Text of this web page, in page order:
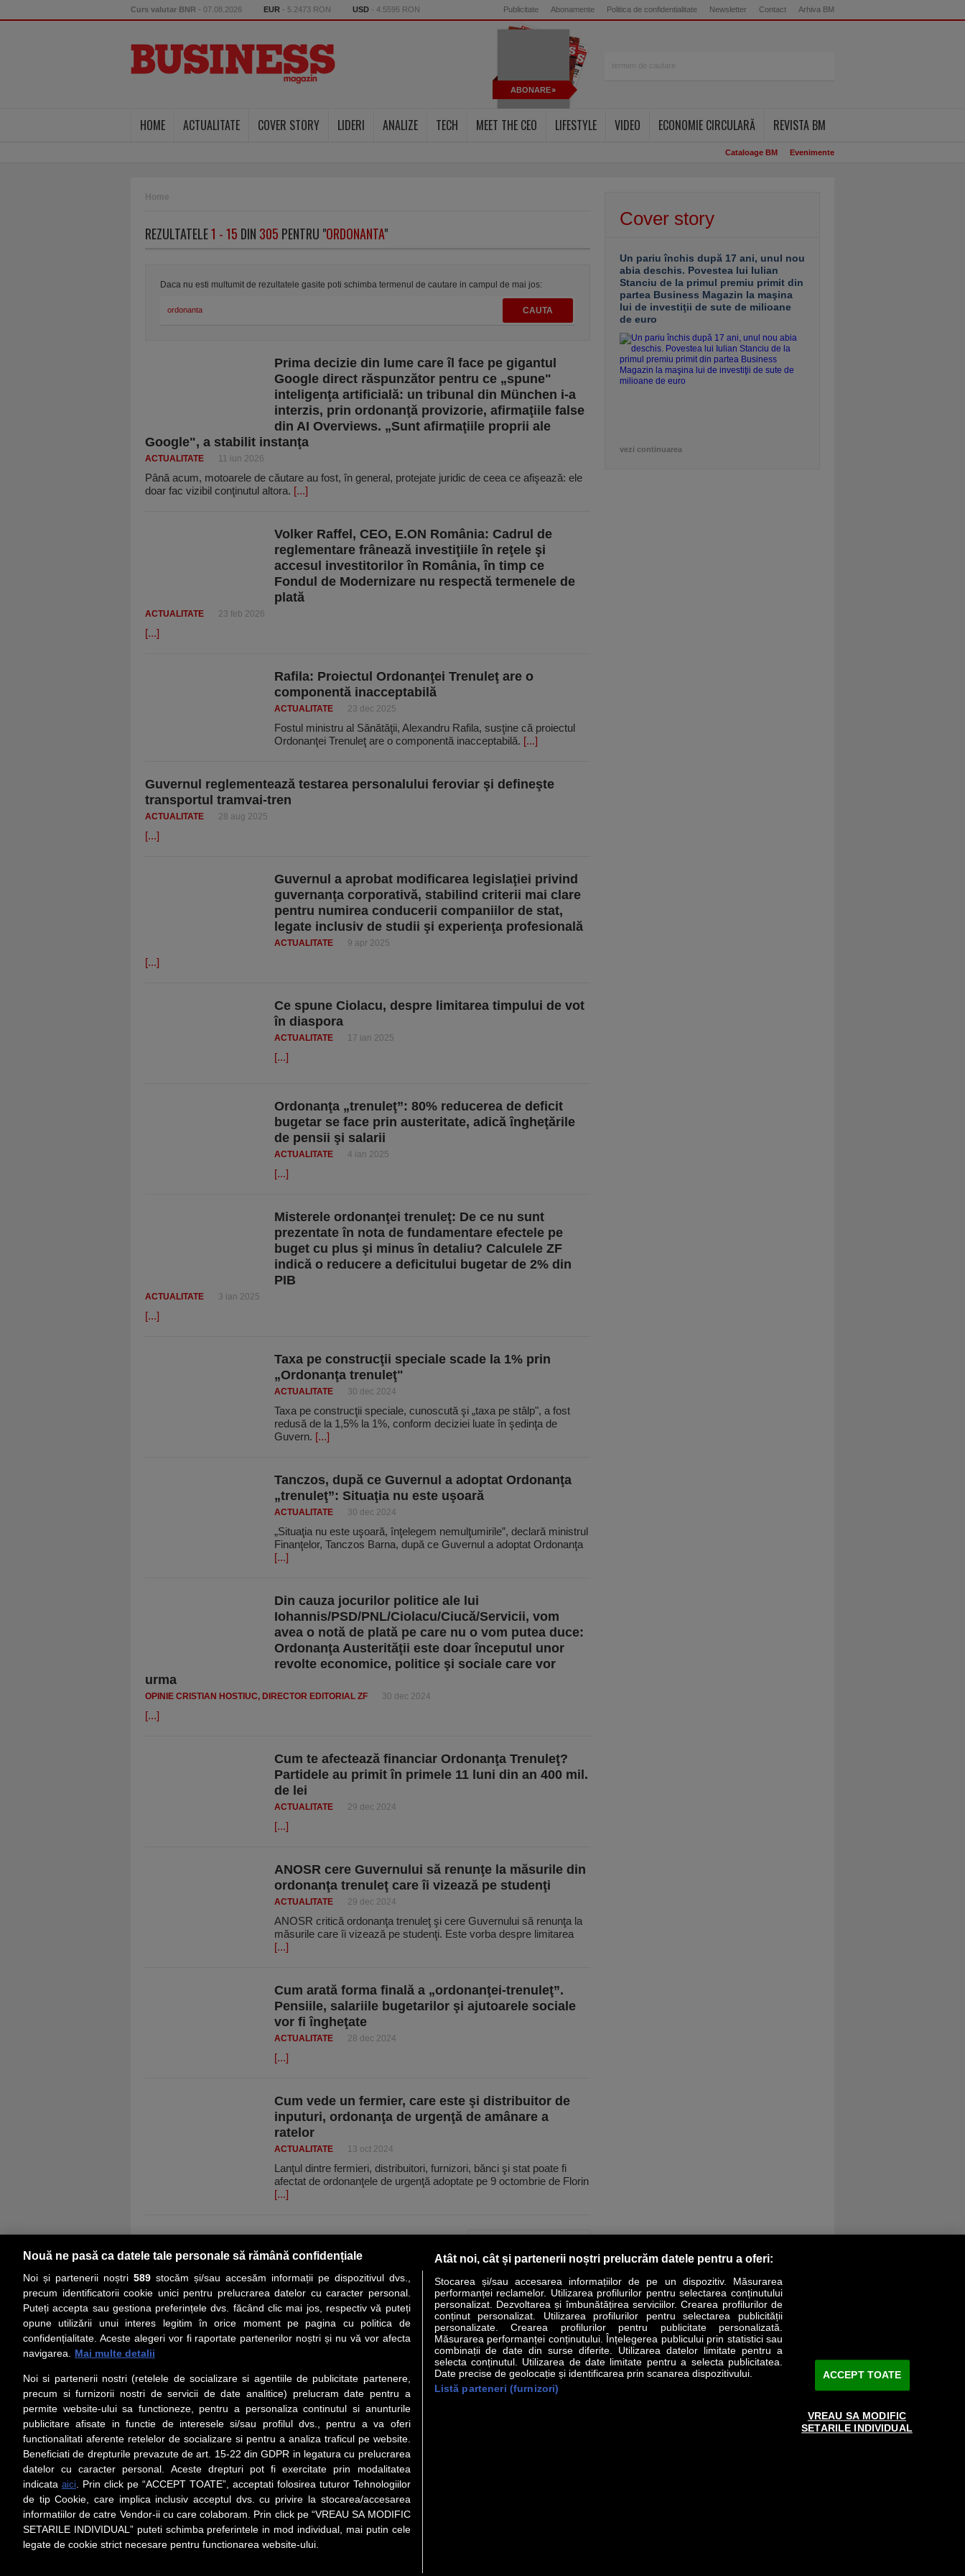
Curs valutar BNR - 07.08.2026 EUR - 5.2473 RON USD - 4.5595 RON Publicitate Abonamente Politica de confidentialitate Newsletter Contact Arhiva BM
ABONARE
HOME ACTUALITATE COVER STORY LIDERI ANALIZE TECH MEET THE CEO LIFESTYLE VIDEO ECONOMIE CIRCULARĂ REVISTA BM
Cataloage BM Evenimente
Home
REZULTATELE1 - 15 DIN 305 PENTRU "ORDONANTA"
Daca nu esti multumit de rezultatele gasite poti schimba termenul de cautare in campul de mai jos:
Prima decizie din lume care îl face pe gigantul
Google direct răspunzător pentru ce „spune"
inteligenţa artificială: un tribunal din München i-a
interzis, prin ordonanţă provizorie, afirmaţiile false
din AI Overviews. „Sunt afirmaţiile proprii ale
Google", a stabilit instanţa
ACTUALITATE 11 iun 2026
Până acum, motoarele de căutare au fost, în general, protejate juridic de ceea ce afişează: ele
doar fac vizibil conţinutul altora. [...]
Volker Raffel, CEO, E.ON România: Cadrul de
reglementare frânează investiţiile în reţele şi
accesul investitorilor în România, în timp ce
Fondul de Modernizare nu respectă termenele de
plată
ACTUALITATE 23 feb 2026
[...]
Rafila: Proiectul Ordonanţei Trenuleţ are o
componentă inacceptabilă
ACTUALITATE 23 dec 2025
Fostul ministru al Sănătăţii, Alexandru Rafila, susţine că proiectul
Ordonanţei Trenuleţ are o componentă inacceptabilă. [...]
Guvernul reglementează testarea personalului feroviar şi defineşte
transportul tramvai-tren
ACTUALITATE 28 aug 2025
[...]
Guvernul a aprobat modificarea legislaţiei privind
guvernanţa corporativă, stabilind criterii mai clare
pentru numirea conducerii companiilor de stat,
legate inclusiv de studii şi experienţa profesională
ACTUALITATE 9 apr 2025
[...]
Ce spune Ciolacu, despre limitarea timpului de vot
în diaspora
ACTUALITATE 17 ian 2025
[...]
Ordonanţa „trenuleţ”: 80% reducerea de deficit
bugetar se face prin austeritate, adică îngheţările
de pensii şi salarii
ACTUALITATE 4 ian 2025
[...]
Misterele ordonanţei trenuleţ: De ce nu sunt
prezentate în nota de fundamentare efectele pe
buget cu plus şi minus în detaliu? Calculele ZF
indică o reducere a deficitului bugetar de 2% din
PIB
ACTUALITATE 3 ian 2025
[...]
Taxa pe construcţii speciale scade la 1% prin
„Ordonanţa trenuleţ"
ACTUALITATE 30 dec 2024
Taxa pe construcţii speciale, cunoscută şi „taxa pe stâlp", a fost
redusă de la 1,5% la 1%, conform deciziei luate în şedinţa de
Guvern. [...]
Tanczos, după ce Guvernul a adoptat Ordonanţa
„trenuleţ”: Situaţia nu este uşoară
ACTUALITATE 30 dec 2024
„Situaţia nu este uşoară, înţelegem nemulţumirile”, declară ministrul
Finanţelor, Tanczos Barna, după ce Guvernul a adoptat Ordonanţa
[...]
Din cauza jocurilor politice ale lui
Iohannis/PSD/PNL/Ciolacu/Ciucă/Servicii, vom
avea o notă de plată pe care nu o vom putea duce:
Ordonanţa Austerităţii este doar începutul unor
revolte economice, politice şi sociale care vor
urma
OPINIE CRISTIAN HOSTIUC, DIRECTOR EDITORIAL ZF 30 dec 2024
[...]
Cum te afectează financiar Ordonanţa Trenuleţ?
Partidele au primit în primele 11 luni din an 400 mil.
de lei
ACTUALITATE 29 dec 2024
[...]
ANOSR cere Guvernului să renunţe la măsurile din
ordonanţa trenuleţ care îi vizează pe studenţi
ACTUALITATE 29 dec 2024
ANOSR critică ordonanţa trenuleţ şi cere Guvernului să renunţa la
măsurile care îi vizează pe studenţi. Este vorba despre limitarea
[...]
Cum arată forma finală a „ordonanţei-trenuleţ”.
Pensiile, salariile bugetarilor şi ajutoarele sociale
vor fi îngheţate
ACTUALITATE 28 dec 2024
[...]
Cum vede un fermier, care este şi distribuitor de
inputuri, ordonanţa de urgenţă de amânare a
ratelor
ACTUALITATE 13 oct 2024
Lanţul dintre fermieri, distribuitori, furnizori, bănci şi stat poate fi
afectat de ordonanţele de urgenţă adoptate pe 9 octombrie de Florin
[...]
Cover story
Un pariu închis după 17 ani, unul nou
abia deschis. Povestea lui Iulian
Stanciu de la primul premiu primit din
partea Business Magazin la maşina
lui de investiţii de sute de milioane
de euro
vezi continuarea
PRIMA PAGINĂ COVER STORY LIDERI ANALIZE HI-TECH MEET THE CEO LIFESTYLE SPECIAL OPINII
Social
Urmareste-ne pe Facebook
iarul Financiar
Despre Noi
Contact Redactie
Contact Marketing
Contact Vanzari
Abonamente print
Redactorii BM
Politica de confidentialitate
Termeni si conditii
About cookies
Servicii Revista Business Magazin
Setări cookies
Preluarea fără cost a materialelor de presă (text, foto si/sau video), purtătoare de drepturi de proprietate intelectuală, este aprobată de către www.bmag.ro doar în limita a 250 de semne. Spaţiile şi URL-
ul/hyperlink-ul nu sunt luate în considerare în numerotarea semnelor. Preluarea de informaţii poate fi făcută numai în acord cu termenii agreaţi şi menţionaţi in
Nouă ne pasă ca datele tale personale să rămână confidențiale
Noi și partenerii noștri 589stocăm și/sau accesăm informații pe dispozitivul dvs.,
precum identificatorii cookie unici pentru prelucrarea datelor cu caracter personal.
Puteți accepta sau gestiona preferințele dvs. făcând clic mai jos, respectiv vă puteți
opune utilizării unui interes legitim în orice moment pe pagina cu politica de
confidențialitate. Aceste alegeri vor fi raportate partenerilor noștri și nu vă vor afecta
navigarea.
Mai multe detalii
Noi si partenerii nostri (retelele de socializare si agentiile de publicitate partenere,
precum si furnizorii nostri de servicii de date analitice) prelucram date pentru a
permite website-ului sa functioneze, pentru a personaliza continutul si anunturile
publicitare afisate in functie de interesele si/sau profilul dvs., pentru a va oferi
functionalitati aferente retelelor de socializare si pentru a analiza traficul pe website.
Beneficiati de drepturile prevazute de art. 15-22 din GDPR in legatura cu prelucrarea
datelor cu caracter personal. Aceste drepturi pot fi exercitate prin modalitatea
indicata aici. Prin click pe “ACCEPT TOATE”, acceptati folosirea tuturor Tehnologiilor
de tip Cookie, care implica inclusiv acceptul dvs. cu privire la stocarea/accesarea
informatiilor de catre Vendor-ii cu care colaboram. Prin click pe “VREAU SA MODIFIC
SETARILE INDIVIDUAL” puteti schimba preferintele in mod individual, mai putin cele
legate de cookie strict necesare pentru functionarea website-ului.
Atât noi, cât și partenerii noștri prelucrăm datele pentru a oferi:
Stocarea și/sau accesarea informațiilor de pe un dispozitiv. Măsurarea
performanței reclamelor. Utilizarea profilurilor pentru selectarea conținutului
personalizat. Dezvoltarea și îmbunătățirea serviciilor. Crearea profilurilor de
conținut personalizat. Utilizarea profilurilor pentru selectarea publicității
personalizate. Crearea profilurilor pentru publicitate personalizată.
Măsurarea performanței conținutului. Înțelegerea publicului prin statistici sau
combinații de date din surse diferite. Utilizarea datelor limitate pentru a
selecta conținutul. Utilizarea de date limitate pentru a selecta publicitatea.
Date precise de geolocație și identificarea prin scanarea dispozitivului.
Listă parteneri (furnizori)
ACCEPT TOATE
VREAU SA MODIFIC
SETARILE INDIVIDUAL